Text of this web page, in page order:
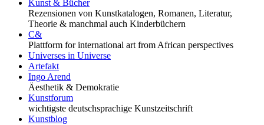
Kunst & Bücher
Rezensionen von Kunstkatalogen, Romanen, Literatur,
Theorie & manchmal auch Kinderbüchern
C&
Plattform for international art from African perspectives
Universes in Universe
Artefakt
Ingo Arend
Äesthetik & Demokratie
Kunstforum
wichtigste deutschsprachige Kunstzeitschrift
Kunstblog